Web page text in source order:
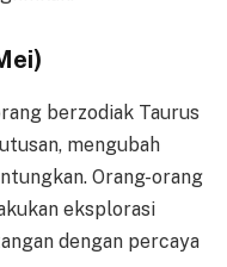
berzodiak Taurus
mengubah
Orang-orang
eksplorasi
dengan percaya